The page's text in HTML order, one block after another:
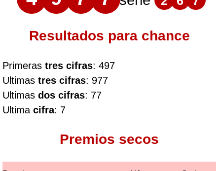
Resultados para chance
Primeras tres cifras: 497
Ultimas tres cifras: 977
Ultimas dos cifras: 77
Ultima cifra: 7
Premios secos